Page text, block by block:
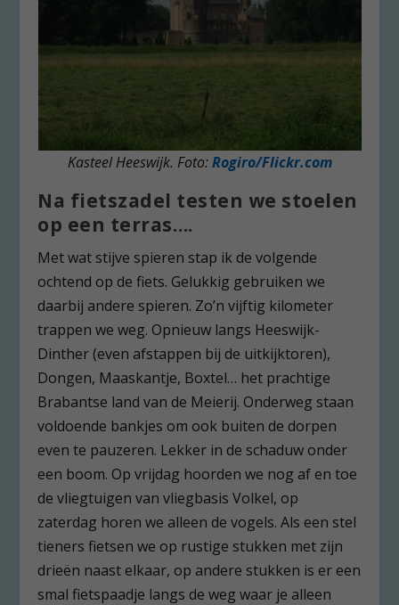
Kasteel Heeswijk. Foto:Rogiro/Flickr.com
Na fietszadel testen we stoelen
op een terras….
Met wat stijve spieren stap ik de volgende
ochtend op de fiets. Gelukkig gebruiken we
daarbij andere spieren. Zo’n vijftig kilometer
trappen we weg. Opnieuw langs Heeswijk-
Dinther (even afstappen bij de uitkijktoren),
Dongen, Maaskantje, Boxtel… het prachtige
Brabantse land van de Meierij. Onderweg staan
voldoende bankjes om ook buiten de dorpen
even te pauzeren. Lekker in de schaduw onder
een boom. Op vrijdag hoorden we nog af en toe
de vliegtuigen van vliegbasis Volkel, op
zaterdag horen we alleen de vogels. Als een stel
tieners fietsen we op rustige stukken met zijn
drieën naast elkaar, op andere stukken is er een
smal fietspaadje langs de weg waar je alleen